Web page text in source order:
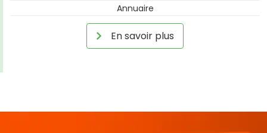
Annuaire
En savoir plus